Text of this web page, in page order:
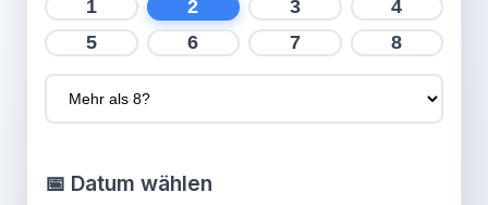
1 2 3
4
5
6 7 8
📅 Datum wählen